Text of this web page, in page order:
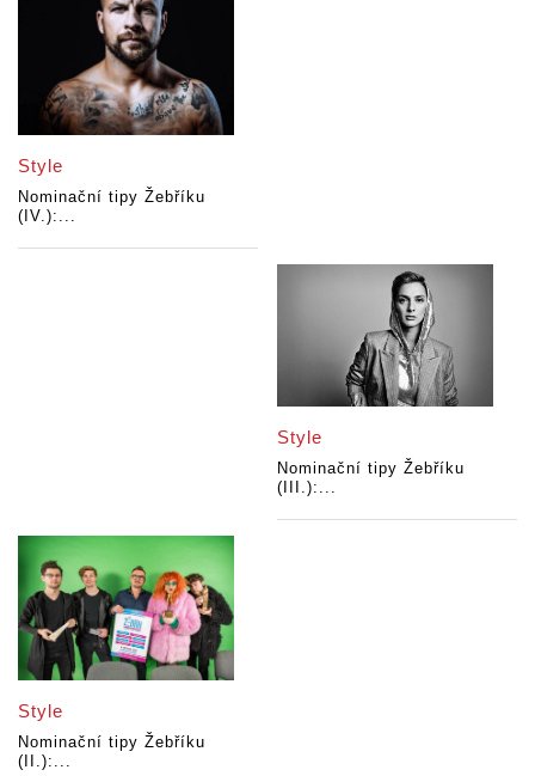
Style
Nominační tipy Žebříku
(IV.):...
Style
Nominační tipy Žebříku
(III.):...
Style
Nominační tipy Žebříku
(II.):...